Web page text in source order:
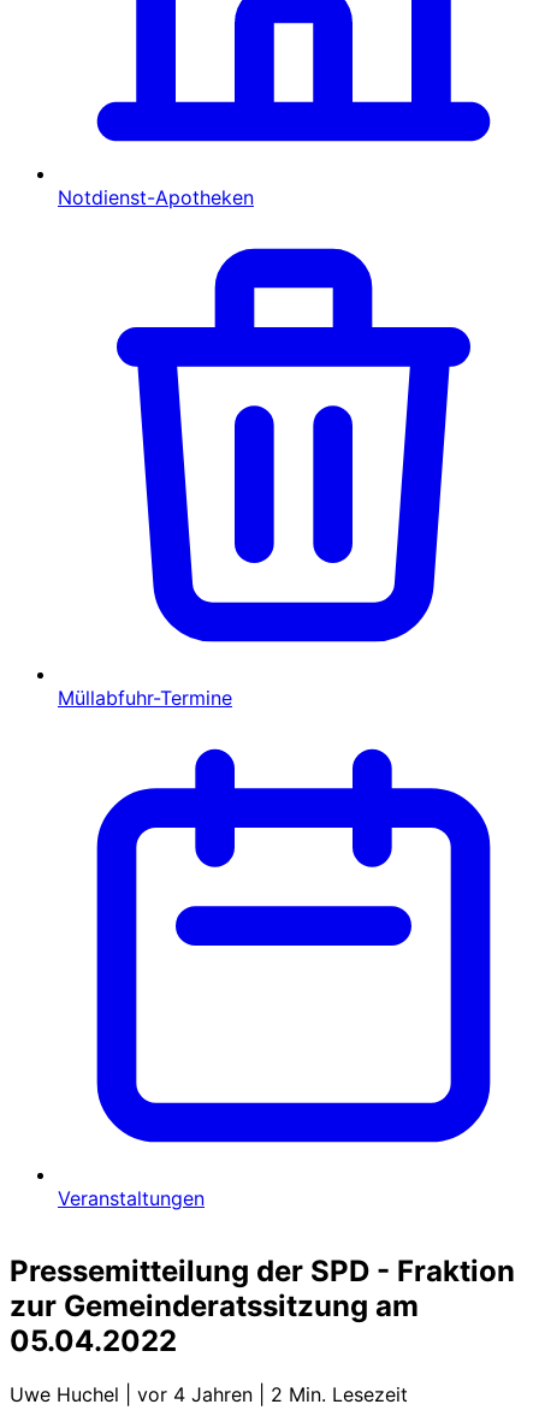
Notdienst-Apotheken
Müllabfuhr-Termine
Veranstaltungen
Pressemitteilung der SPD - Fraktion
zur Gemeinderatssitzung am
05.04.2022
Uwe Huchel vor 4 Jahren 2 Min. Lesezeit